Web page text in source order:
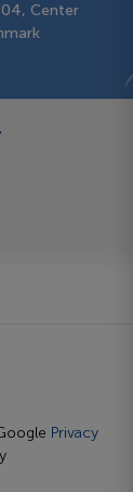
Center
Privacy